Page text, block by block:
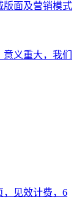
版面及营销模式
义重大，我们
，见效计费，6